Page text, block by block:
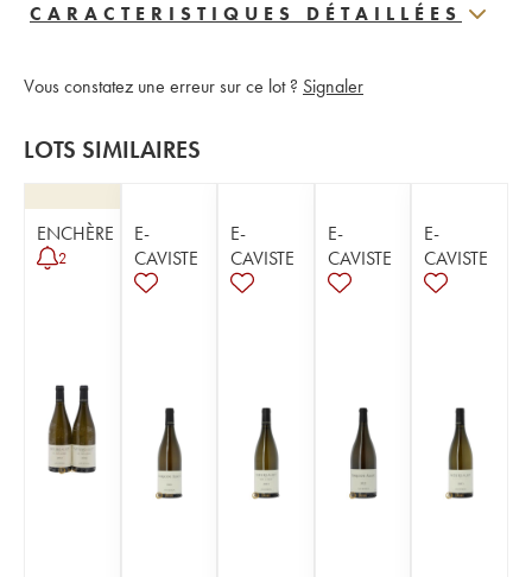
CARACTERISTIQUES DÉTAILLÉES
Vous constatez une erreur sur ce lot ? Signaler
LOTS SIMILAIRES
ENCHÈRE
2
E-
CAVISTE
E-
CAVISTE
E-
CAVISTE
E-
CAVISTE